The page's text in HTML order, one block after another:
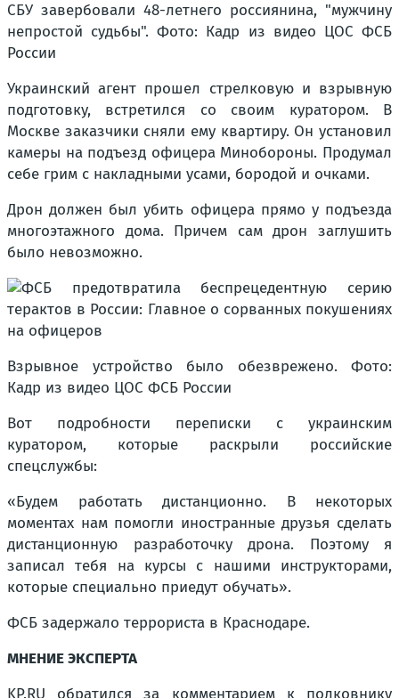
СБУ завербовали 48-летнего россиянина, "мужчину
непростой судьбы". Фото: Кадр из видео ЦОС ФСБ
России
Украинский агент прошел стрелковую и взрывную
подготовку, встретился со своим куратором. В
Москве заказчики сняли ему квартиру. Он установил
камеры на подъезд офицера Минобороны. Продумал
себе грим с накладными усами, бородой и очками.
Дрон должен был убить офицера прямо у подъезда
многоэтажного дома. Причем сам дрон заглушить
было невозможно.
Взрывное устройство было обезврежено. Фото:
Кадр из видео ЦОС ФСБ России
Вот подробности переписки с украинским
куратором, которые раскрыли российские
спецслужбы:
«Будем работать дистанционно. В некоторых
моментах нам помогли иностранные друзья сделать
дистанционную разработочку дрона. Поэтому я
записал тебя на курсы с нашими инструкторами,
которые специально приедут обучать».
ФСБ задержало террориста в Краснодаре.
МНЕНИЕ ЭКСПЕРТА
KP.RU обратился за комментарием к полковнику